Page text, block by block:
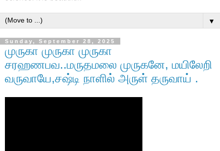
▼
Sunday, September 28, 2025
முருகா முருகா முருகா
சரஹணபவ..மருதமலை முருகனே, மயிலேறி
வருவாயே,சஷ்டி நாளில் அருள் தருவாய் .